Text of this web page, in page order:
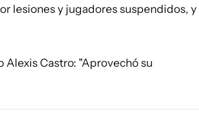
lesiones y jugadores suspendidos, y
Castro: "Aprovechó su